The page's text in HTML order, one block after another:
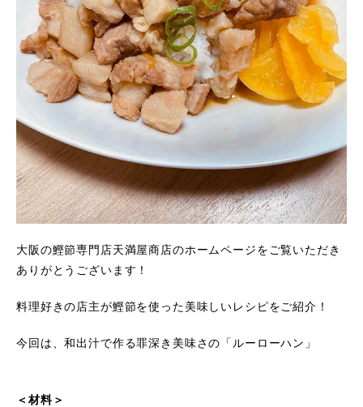
大阪の鰹節専門店天満屋商店のホームページをご覧いただき
ありがとうございます！
料理好きの店主が鰹節を使った美味しいレシピをご紹介！
今回は、和出汁で作る罪深き美味さの「ルーローハン」
＜材料＞